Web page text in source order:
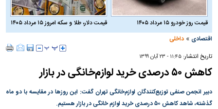
قیمت روز خودرو ۱۵ مرداد ۱۴۰۵
قیمت دلار، طلا و سکه امروز ۱۵ مرداد ۱۴۰۵
اقتصادی »داخلی
تاریخ انتشار:۱۱:۴۵ - ۲۳ آبان ۱۳۹۹
کاهش ۵۰ درصدی خرید لوازم‌خانگی در بازار
دبیر انجمن صنفی توزیع‌کنندگان لوازم‌خانگی تهران گفت: این روز‌ها در مقایسه با دو ماه
گذشته، شاهد کاهش ۵۰ درصدی خرید لوازم خانگی در بازار هستیم.